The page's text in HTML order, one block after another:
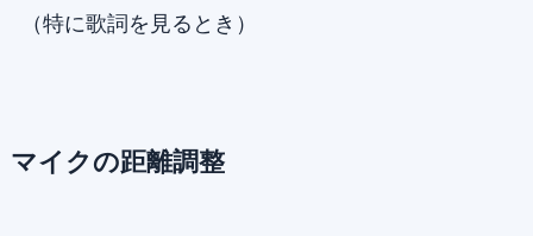
（特に歌詞を見るとき）
マイクの距離調整